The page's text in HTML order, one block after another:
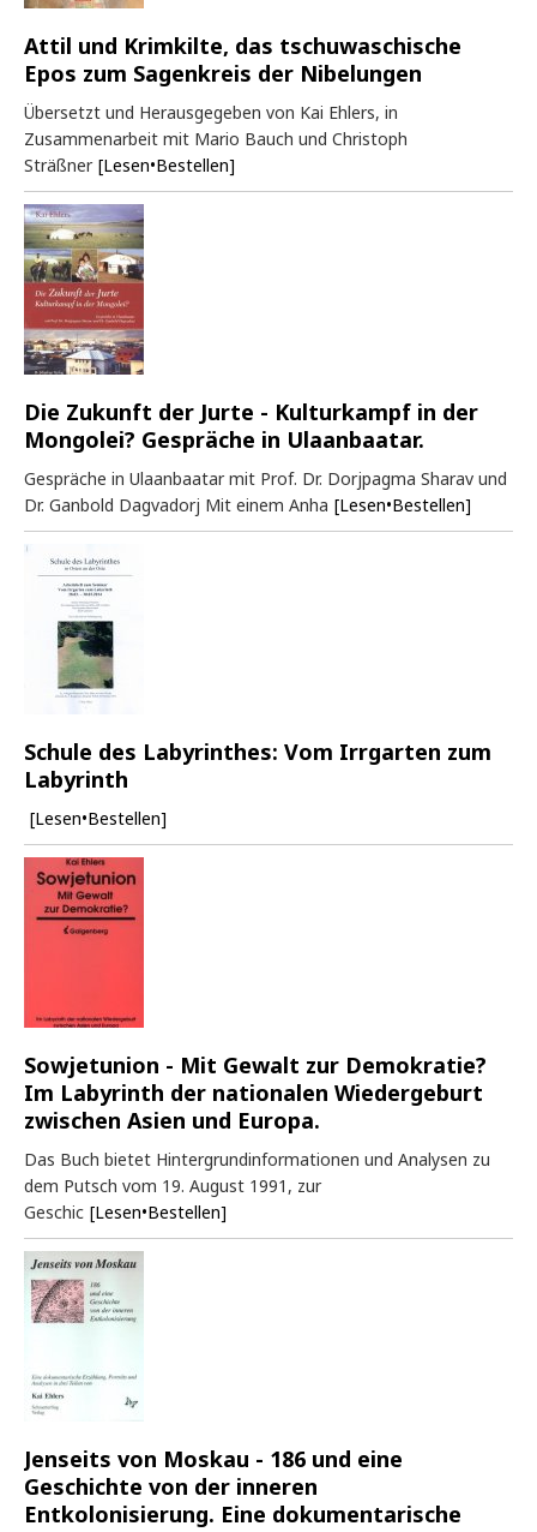
Attil und Krimkilte, das tschuwaschische
Epos zum Sagenkreis der Nibelungen
Übersetzt und Herausgegeben von Kai Ehlers, in
Zusammenarbeit mit Mario Bauch und Christoph
Sträßner [Lesen•Bestellen]
Die Zukunft der Jurte - Kulturkampf in der
Mongolei? Gespräche in Ulaanbaatar.
Gespräche in Ulaanbaatar mit Prof. Dr. Dorjpagma Sharav und
Dr. Ganbold Dagvadorj Mit einem Anha [Lesen•Bestellen]
Schule des Labyrinthes: Vom Irrgarten zum
Labyrinth
[Lesen•Bestellen]
Sowjetunion - Mit Gewalt zur Demokratie?
Im Labyrinth der nationalen Wiedergeburt
zwischen Asien und Europa.
Das Buch bietet Hintergrundinformationen und Analysen zu
dem Putsch vom 19. August 1991, zur
Geschic [Lesen•Bestellen]
Jenseits von Moskau - 186 und eine
Geschichte von der inneren
Entkolonisierung. Eine dokumentarische